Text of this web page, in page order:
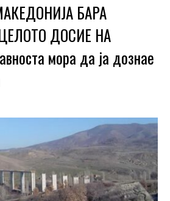
БАРА
ДОСИЕ НА
мора да ја дознае